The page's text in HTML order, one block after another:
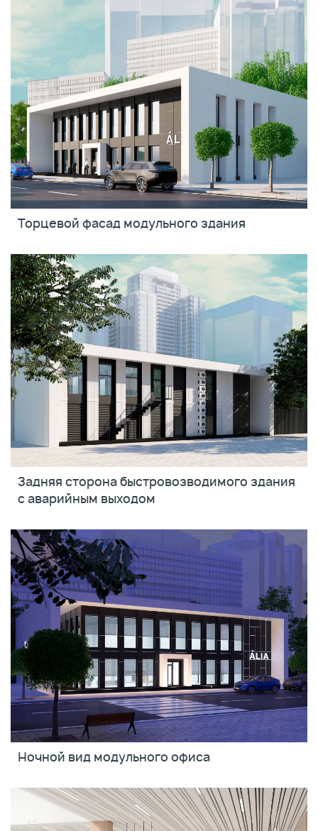
Торцевой фасад модульного здания
Задняя сторона быстровозводимого здания
с аварийным выходом
Ночной вид модульного офиса